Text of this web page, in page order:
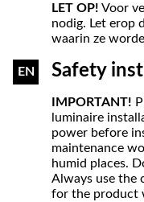
LET OP! Voor
nodig. Let erop
waarin ze
EN Safety
IMPORTANT!
luminaire
power before
maintenance
humid places.
Always use the
for the product